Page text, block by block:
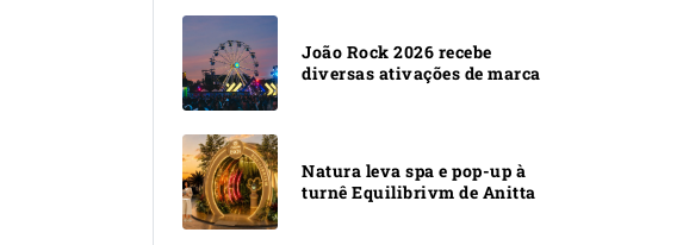
João Rock 2026 recebe
diversas ativações de marca
Natura leva spa e pop-up à
turnê Equilibrivm de Anitta